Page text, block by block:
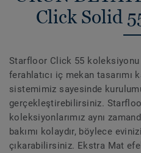
Click Solid
Starfloor Click 55
ferahlatıcı iç mekan tasarımı
sistemimiz sayesinde
gerçekleştirebilirsiniz.
koleksiyonlarımız aynı
bakımı kolaydır, böylece
çıkarabilirsiniz. Ekstra Mat